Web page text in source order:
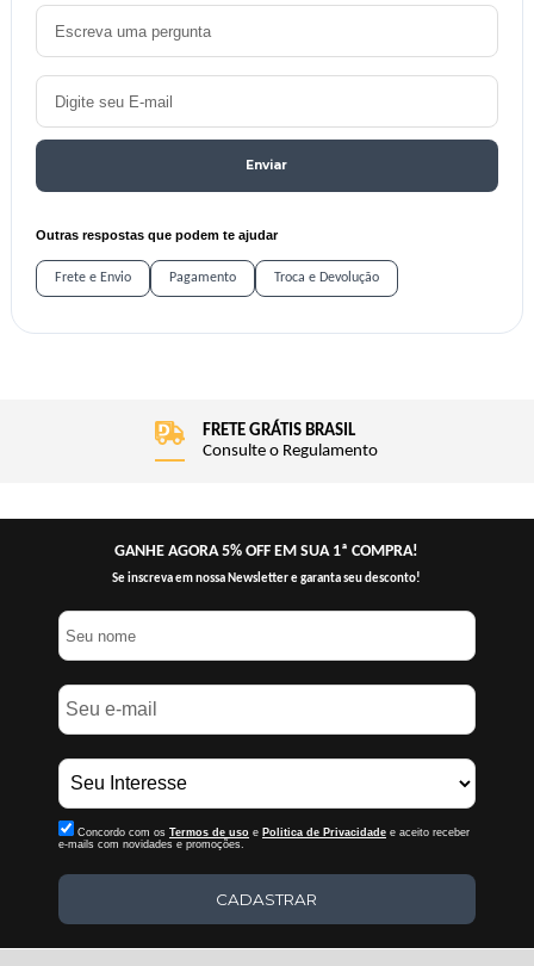
Enviar
Outras respostas que podem te ajudar
Frete e Envio Pagamento Troca e Devolução
FRETE GRÁTIS BRASIL
Consulte o Regulamento
GANHE AGORA 5% OFF EM SUA 1ª COMPRA!
Se inscreva em nossa Newsletter e garanta seu desconto!
Concordo com os Termos de uso e Politica de Privacidadee aceito receber
e-mails com novidades e promoções.
CADASTRAR